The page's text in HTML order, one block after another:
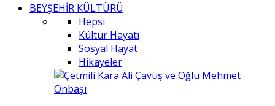
BEYŞEHİR KÜLTÜRÜ
Hepsi
Kültür Hayatı
Sosyal Hayat
Hikayeler